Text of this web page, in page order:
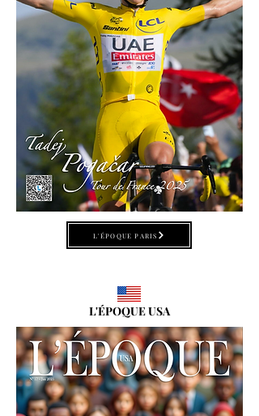
L'ÉPOQUE PARIS
L'ÉPOQUE USA